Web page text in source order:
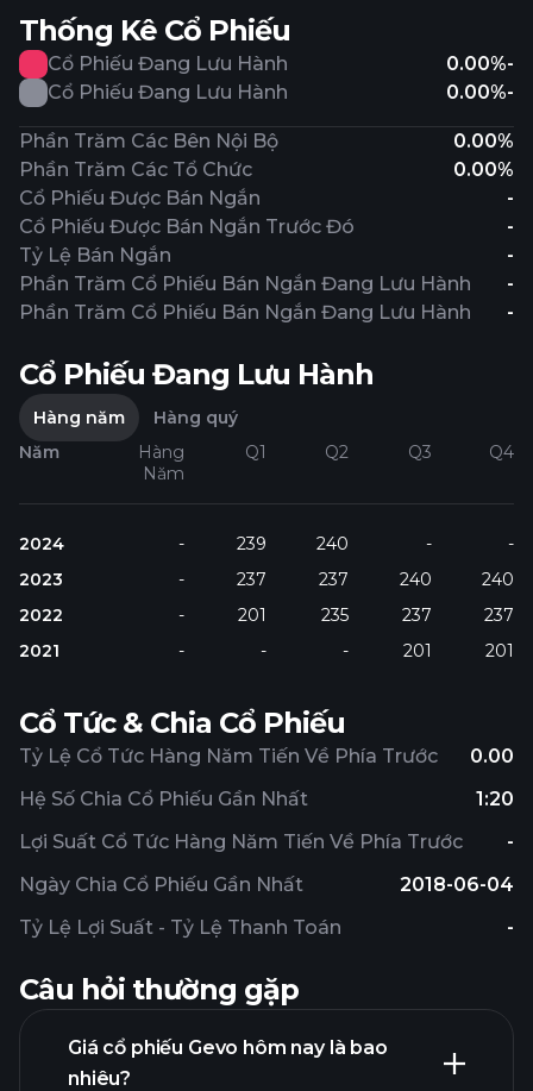
Thống Kê Cổ Phiếu
Cổ Phiếu Đang Lưu Hành 0.00%-
Cổ Phiếu Đang Lưu Hành
0.00%-
Phần Trăm Các Bên Nội Bộ
0.00%
Phần Trăm Các Tổ Chức
0.00%
Cổ Phiếu Được Bán Ngắn
-
Cổ Phiếu Được Bán Ngắn Trước Đó
-
Tỷ Lệ Bán Ngắn
-
Phần Trăm Cổ Phiếu Bán Ngắn Đang Lưu Hành
-
Phần Trăm Cổ Phiếu Bán Ngắn Đang Lưu Hành
-
Cổ Phiếu Đang Lưu Hành
Hàng năm
Hàng quý
Năm
Hàng
Năm
Q1 Q2 Q3 Q4
2024 - 239 240 -
-
2023
- 237 237 240
240
2022
- 201 235 237
237
2021
- - - 201 201
Cổ Tức & Chia Cổ Phiếu
Tỷ Lệ Cổ Tức Hàng Năm Tiến Về Phía Trước 0.00
Lợi Suất Cổ Tức Hàng Năm Tiến Về Phía Trước -
Tỷ Lệ Lợi Suất - Tỷ Lệ Thanh Toán -
Hệ Số Chia Cổ Phiếu Gần Nhất 1:20
Ngày Chia Cổ Phiếu Gần Nhất 2018-06-04
Câu hỏi thường gặp
Giá cổ phiếu Gevo hôm nay là bao
nhiêu?